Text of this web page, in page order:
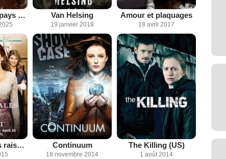
Bienvenue au pays de Noël Van Helsing
19 janvier 2018
Amour et plaquages
18 avril 2017
Le Coeur a ses raisons Continuum
18 novembre 2014
The Killing (US)
1 août 2014